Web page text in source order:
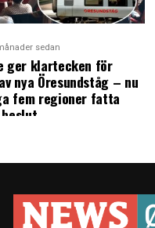
sedan
ger klartecken för
nya Öresundståg – nu
fem regioner fatta